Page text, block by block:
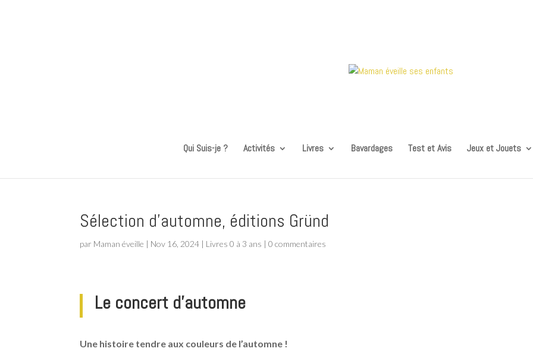
Qui Suis-je ? Activités Livres Bavardages Test et Avis Jeux et Jouets
Sélection d’automne, éditions Gründ
par Maman éveille | Nov 16, 2024 | Livres 0 à 3 ans |0 commentaires
Le concert d’automne
Une histoire tendre aux couleurs de l’automne !